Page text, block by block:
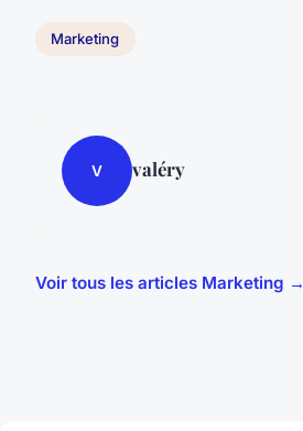
Marketing
V valéry
Voir tous les articles Marketing →